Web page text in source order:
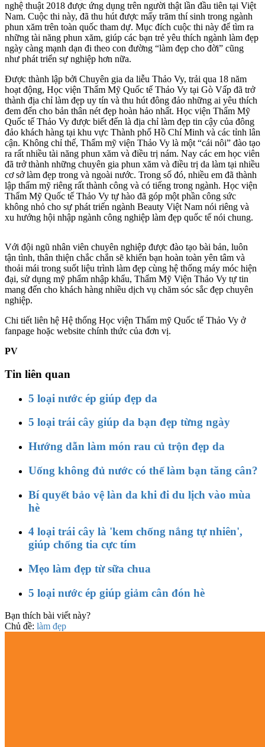
nghệ thuật 2018 được ứng dụng trên người thật lần đầu tiên tại Việt
Nam. Cuộc thi này, đã thu hút được mấy trăm thí sinh trong ngành
phun xăm trên toàn quốc tham dự. Mục đích cuộc thi này để tìm ra
những tài năng phun xăm, giúp các bạn trẻ yêu thích ngành làm đẹp
ngày càng mạnh dạn đi theo con đường “làm đẹp cho đời” cũng
như phát triển sự nghiệp hơn nữa.
Được thành lập bởi Chuyên gia da liễu Thảo Vy, trải qua 18 năm
hoạt động, Học viện Thẩm Mỹ Quốc tế Thảo Vy tại Gò Vấp đã trở
thành địa chỉ làm đẹp uy tín và thu hút đông đảo những ai yêu thích
đem đến cho bản thân nét đẹp hoàn hảo nhất. Học viện Thẩm Mỹ
Quốc tế Thảo Vy được biết đến là địa chỉ làm đẹp tin cậy của đông
đảo khách hàng tại khu vực Thành phố Hồ Chí Minh và các tỉnh lân
cận. Không chỉ thế, Thẩm mỹ viện Thảo Vy là một “cái nôi” đào tạo
ra rất nhiều tài năng phun xăm và điều trị nám. Nay các em học viên
đã trở thành những chuyên gia phun xăm và điều trị da làm tại nhiều
cơ sở làm đẹp trong và ngoài nước. Trong số đó, nhiều em đã thành
lập thẩm mỹ riêng rất thành công và có tiếng trong ngành. Học viện
Thẩm Mỹ Quốc tế Thảo Vy tự hào đã góp một phần công sức
không nhỏ cho sự phát triển ngành Beauty Việt Nam nói riêng và
xu hướng hội nhập ngành công nghiệp làm đẹp quốc tế nói chung.
Với đội ngũ nhân viên chuyên nghiệp được đào tạo bài bản, luôn
tận tình, thân thiện chắc chắn sẽ khiến bạn hoàn toàn yên tâm và
thoải mái trong suốt liệu trình làm đẹp cùng hệ thống máy móc hiện
đại, sử dụng mỹ phẩm nhập khẩu, Thẩm Mỹ Viện Thảo Vy tự tin
mang đến cho khách hàng nhiều dịch vụ chăm sóc sắc đẹp chuyên
nghiệp.
Chi tiết liên hệ Hệ thống Học viện Thẩm mỹ Quốc tế Thảo Vy ở
fanpage hoặc website chính thức của đơn vị.
PV
Tin liên quan
5 loại nước ép giúp đẹp da
5 loại trái cây giúp da bạn đẹp từng ngày
Hướng dẫn làm món rau củ trộn đẹp da
Uống không đủ nước có thể làm bạn tăng cân?
Bí quyết bảo vệ làn da khi đi du lịch vào mùa
hè
4 loại trái cây là 'kem chống nắng tự nhiên',
giúp chống tia cực tím
Mẹo làm đẹp từ sữa chua
5 loại nước ép giúp giảm cân đón hè
Bạn thích bài viết này?
Chủ đề: làm đẹp